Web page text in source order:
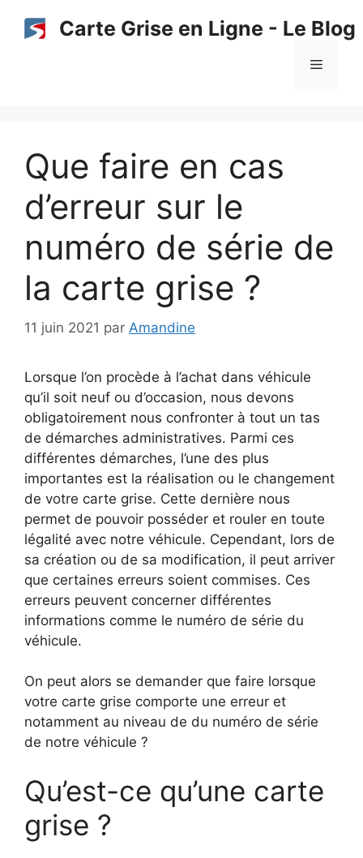
Carte Grise en Ligne - Le Blog
Menu
Que faire en cas
d’erreur sur le
numéro de série de
la carte grise ?
11 juin 2021 par Amandine
Lorsque l’on procède à l’achat dans véhicule
qu’il soit neuf ou d’occasion, nous devons
obligatoirement nous confronter à tout un tas
de démarches administratives. Parmi ces
différentes démarches, l’une des plus
importantes est la réalisation ou le changement
de votre carte grise. Cette dernière nous
permet de pouvoir posséder et rouler en toute
légalité avec notre véhicule. Cependant, lors de
sa création ou de sa modification, il peut arriver
que certaines erreurs soient commises. Ces
erreurs peuvent concerner différentes
informations comme le numéro de série du
véhicule.
On peut alors se demander que faire lorsque
votre carte grise comporte une erreur et
notamment au niveau de du numéro de série
de notre véhicule ?
Qu’est-ce qu’une carte
grise ?